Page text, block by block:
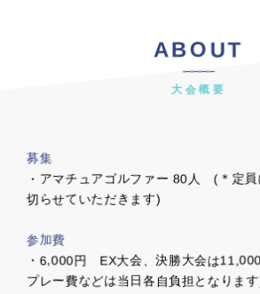
ABOUT
大会概要
募集
・アマチュアゴルファー 80人 (＊定員
切らせていただきます)
参加費
・6,000円 EX大会、決勝大会は11,000
プレー費などは当日各自負担となりま